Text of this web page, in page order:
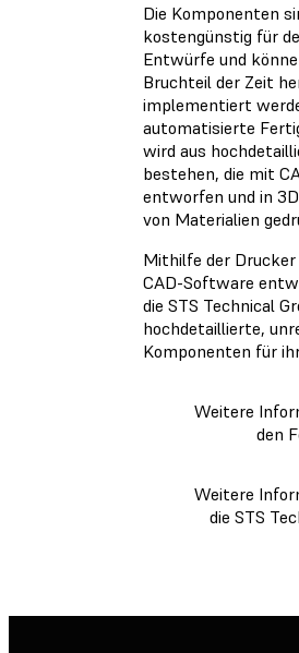
Die Komponenten
kostengünstig für
Entwürfe und
Bruchteil der Zeit
implementiert
automatisierte
wird aus
bestehen, die mit
entworfen und in
von Materialien
Mithilfe der
CAD-Software
die STS Technical
hochdetaillierte,
Komponenten für
Weitere
den
Weitere
die STS